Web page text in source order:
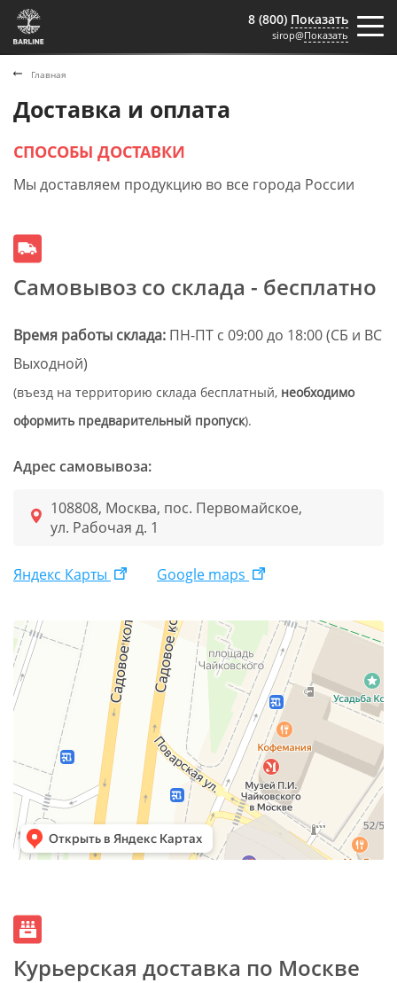
8 (800) Показать
sirop@Показать
Главная
Доставка и оплата
СПОСОБЫ ДОСТАВКИ
Мы доставляем продукцию во все города России
Самовывоз со склада - бесплатно
Время работы склада: ПН-ПТ с 09:00 до 18:00 (СБ и ВС
Выходной)
(въезд на территорию склада бесплатный, необходимо
оформить предварительный пропуск).
Адрес самовывоза:
108808, Москва, пос. Первомайское,
ул. Рабочая д. 1
Яндекс Карты Google maps
Курьерская доставка по Москве